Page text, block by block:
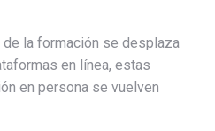
de la formación se desplaza
en línea, estas
en persona se vuelven